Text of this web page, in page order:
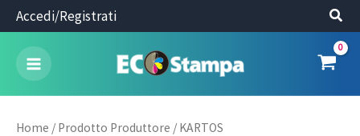
al
contenuto
Accedi/Registrati
Home / Prodotto Produttore / KARTOS